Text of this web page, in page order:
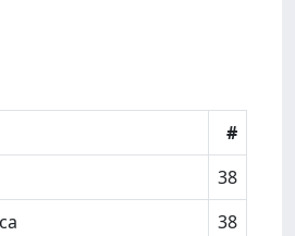
#
38
38